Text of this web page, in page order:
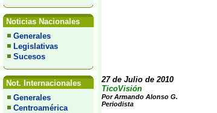
Noticias Nacionales
Generales
Legislativas
Sucesos
Not. Internacionales
Generales
Centroamérica
27 de Julio de 2010
TicoVisión
Por Armando Alonso G.
Periodista